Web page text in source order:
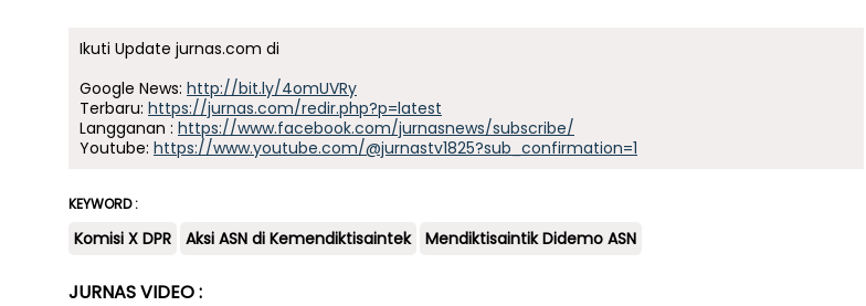
Ikuti Update jurnas.com di
Google News: http://bit.ly/4omUVRy
Terbaru: https://jurnas.com/redir.php?p=latest
Langganan : https://www.facebook.com/jurnasnews/subscribe/
Youtube: https://www.youtube.com/@jurnastv1825?sub_confirmation=1
KEYWORD :
Komisi X DPR Aksi ASN di Kemendiktisaintek Mendiktisaintik Didemo ASN
JURNAS VIDEO :